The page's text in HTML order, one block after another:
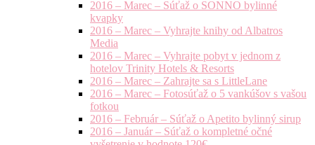
2016 – Marec – Súťaž o SONNO bylinné
kvapky
2016 – Marec – Vyhrajte knihy od Albatros
Media
2016 – Marec – Vyhrajte pobyt v jednom z
hotelov Trinity Hotels & Resorts
2016 – Marec – Zahrajte sa s LittleLane
2016 – Marec – Fotosúťaž o 5 vankúšov s vašou
fotkou
2016 – Február – Súťaž o Apetito bylinný sirup
2016 – Január – Súťaž o kompletné očné